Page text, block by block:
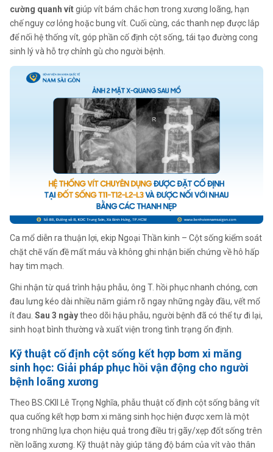
cường quanh vítgiúp vít bám chắc hơn trong xương loãng, hạn
chế nguy cơ lỏng hoặc bung vít. Cuối cùng, các thanh nẹp được lắp
để nối hệ thống vít, góp phần cố định cột sống, tái tạo đường cong
sinh lý và hỗ trợ chỉnh gù cho người bệnh.
Ca mổ diễn ra thuận lợi, ekip Ngoại Thần kinh – Cột sống kiểm soát
chặt chẽ vấn đề mất máu và không ghi nhận biến chứng về hô hấp
hay tim mạch.
Ghi nhận từ quá trình hậu phẫu, ông T. hồi phục nhanh chóng, cơn
đau lưng kéo dài nhiều năm giảm rõ ngay những ngày đầu, vết mổ
ít đau. Sau 3 ngàytheo dõi hậu phẫu, người bệnh đã có thể tự đi lại,
sinh hoạt bình thường và xuất viện trong tình trạng ổn định.
Kỹ thuật cố định cột sống kết hợp bơm xi măng
sinh học: Giải pháp phục hồi vận động cho người
bệnh loãng xương
Theo BS.CKII Lê Trọng Nghĩa, phẫu thuật cố định cột sống bằng vít
qua cuống kết hợp bơm xi măng sinh học hiện được xem là một
trong những lựa chọn hiệu quả trong điều trị gãy/xẹp đốt sống trên
nền loãng xương. Kỹ thuật này giúp tăng độ bám của vít vào thân